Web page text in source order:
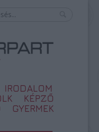
IRODALOM
KÉPZŐ
GYERMEK